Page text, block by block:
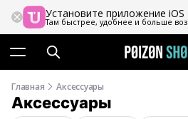
Установите приложение iOS
Там быстрее, удобнее и больше
Главная Аксессуары
Аксессуары